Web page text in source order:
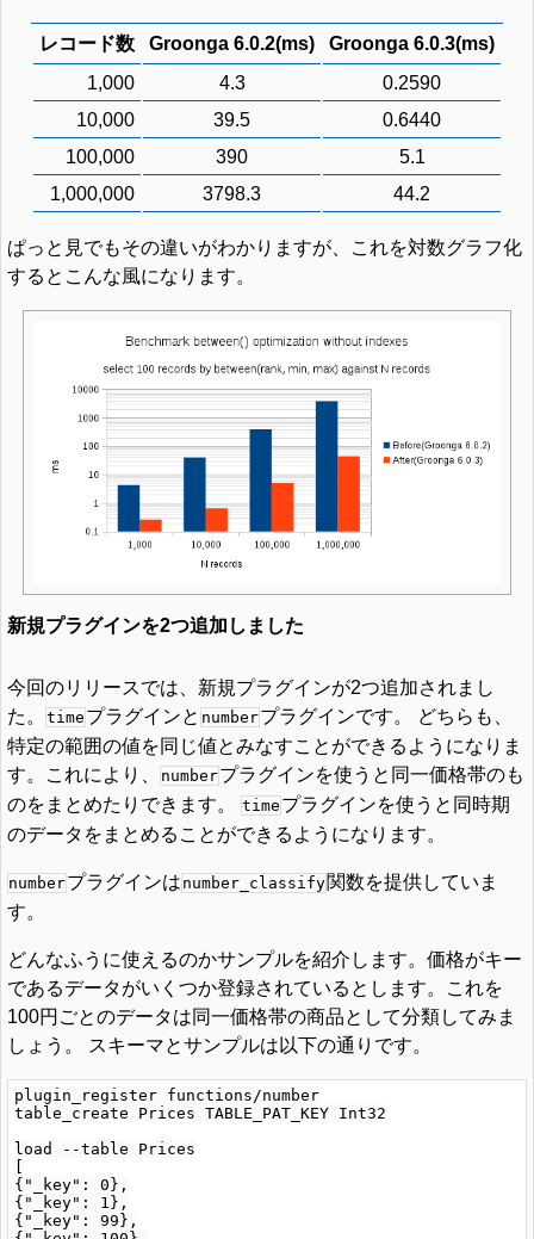
レコード数 Groonga 6.0.2(ms)
Groonga 6.0.3(ms)
1,000
4.3
0.2590
10,000
39.5
0.6440
100,000
390
5.1
1,000,000
3798.3 44.2
ぱっと見でもその違いがわかりますが、これを対数グラフ化
するとこんな風になります。
新規プラグインを2つ追加しました
今回のリリースでは、新規プラグインが2つ追加されまし
た。
time プラグインと numberプラグインです。 どちらも、
特定の範囲の値を同じ値とみなすことができるようになりま
す。これにより、
numberプラグインを使うと同一価格帯のも
のをまとめたりできます。
time プラグインを使うと同時期
のデータをまとめることができるようになります。
numberプラグインは number_classify関数を提供していま
す。
どんなふうに使えるのかサンプルを紹介します。価格がキー
であるデータがいくつか登録されているとします。これを
100円ごとのデータは同一価格帯の商品として分類してみま
しょう。 スキーマとサンプルは以下の通りです。
plugin_register functions/number
table_create Prices TABLE_PAT_KEY Int32
load --table Prices
[
{"_key": 0},
{"_key": 1},
{"_key": 99},